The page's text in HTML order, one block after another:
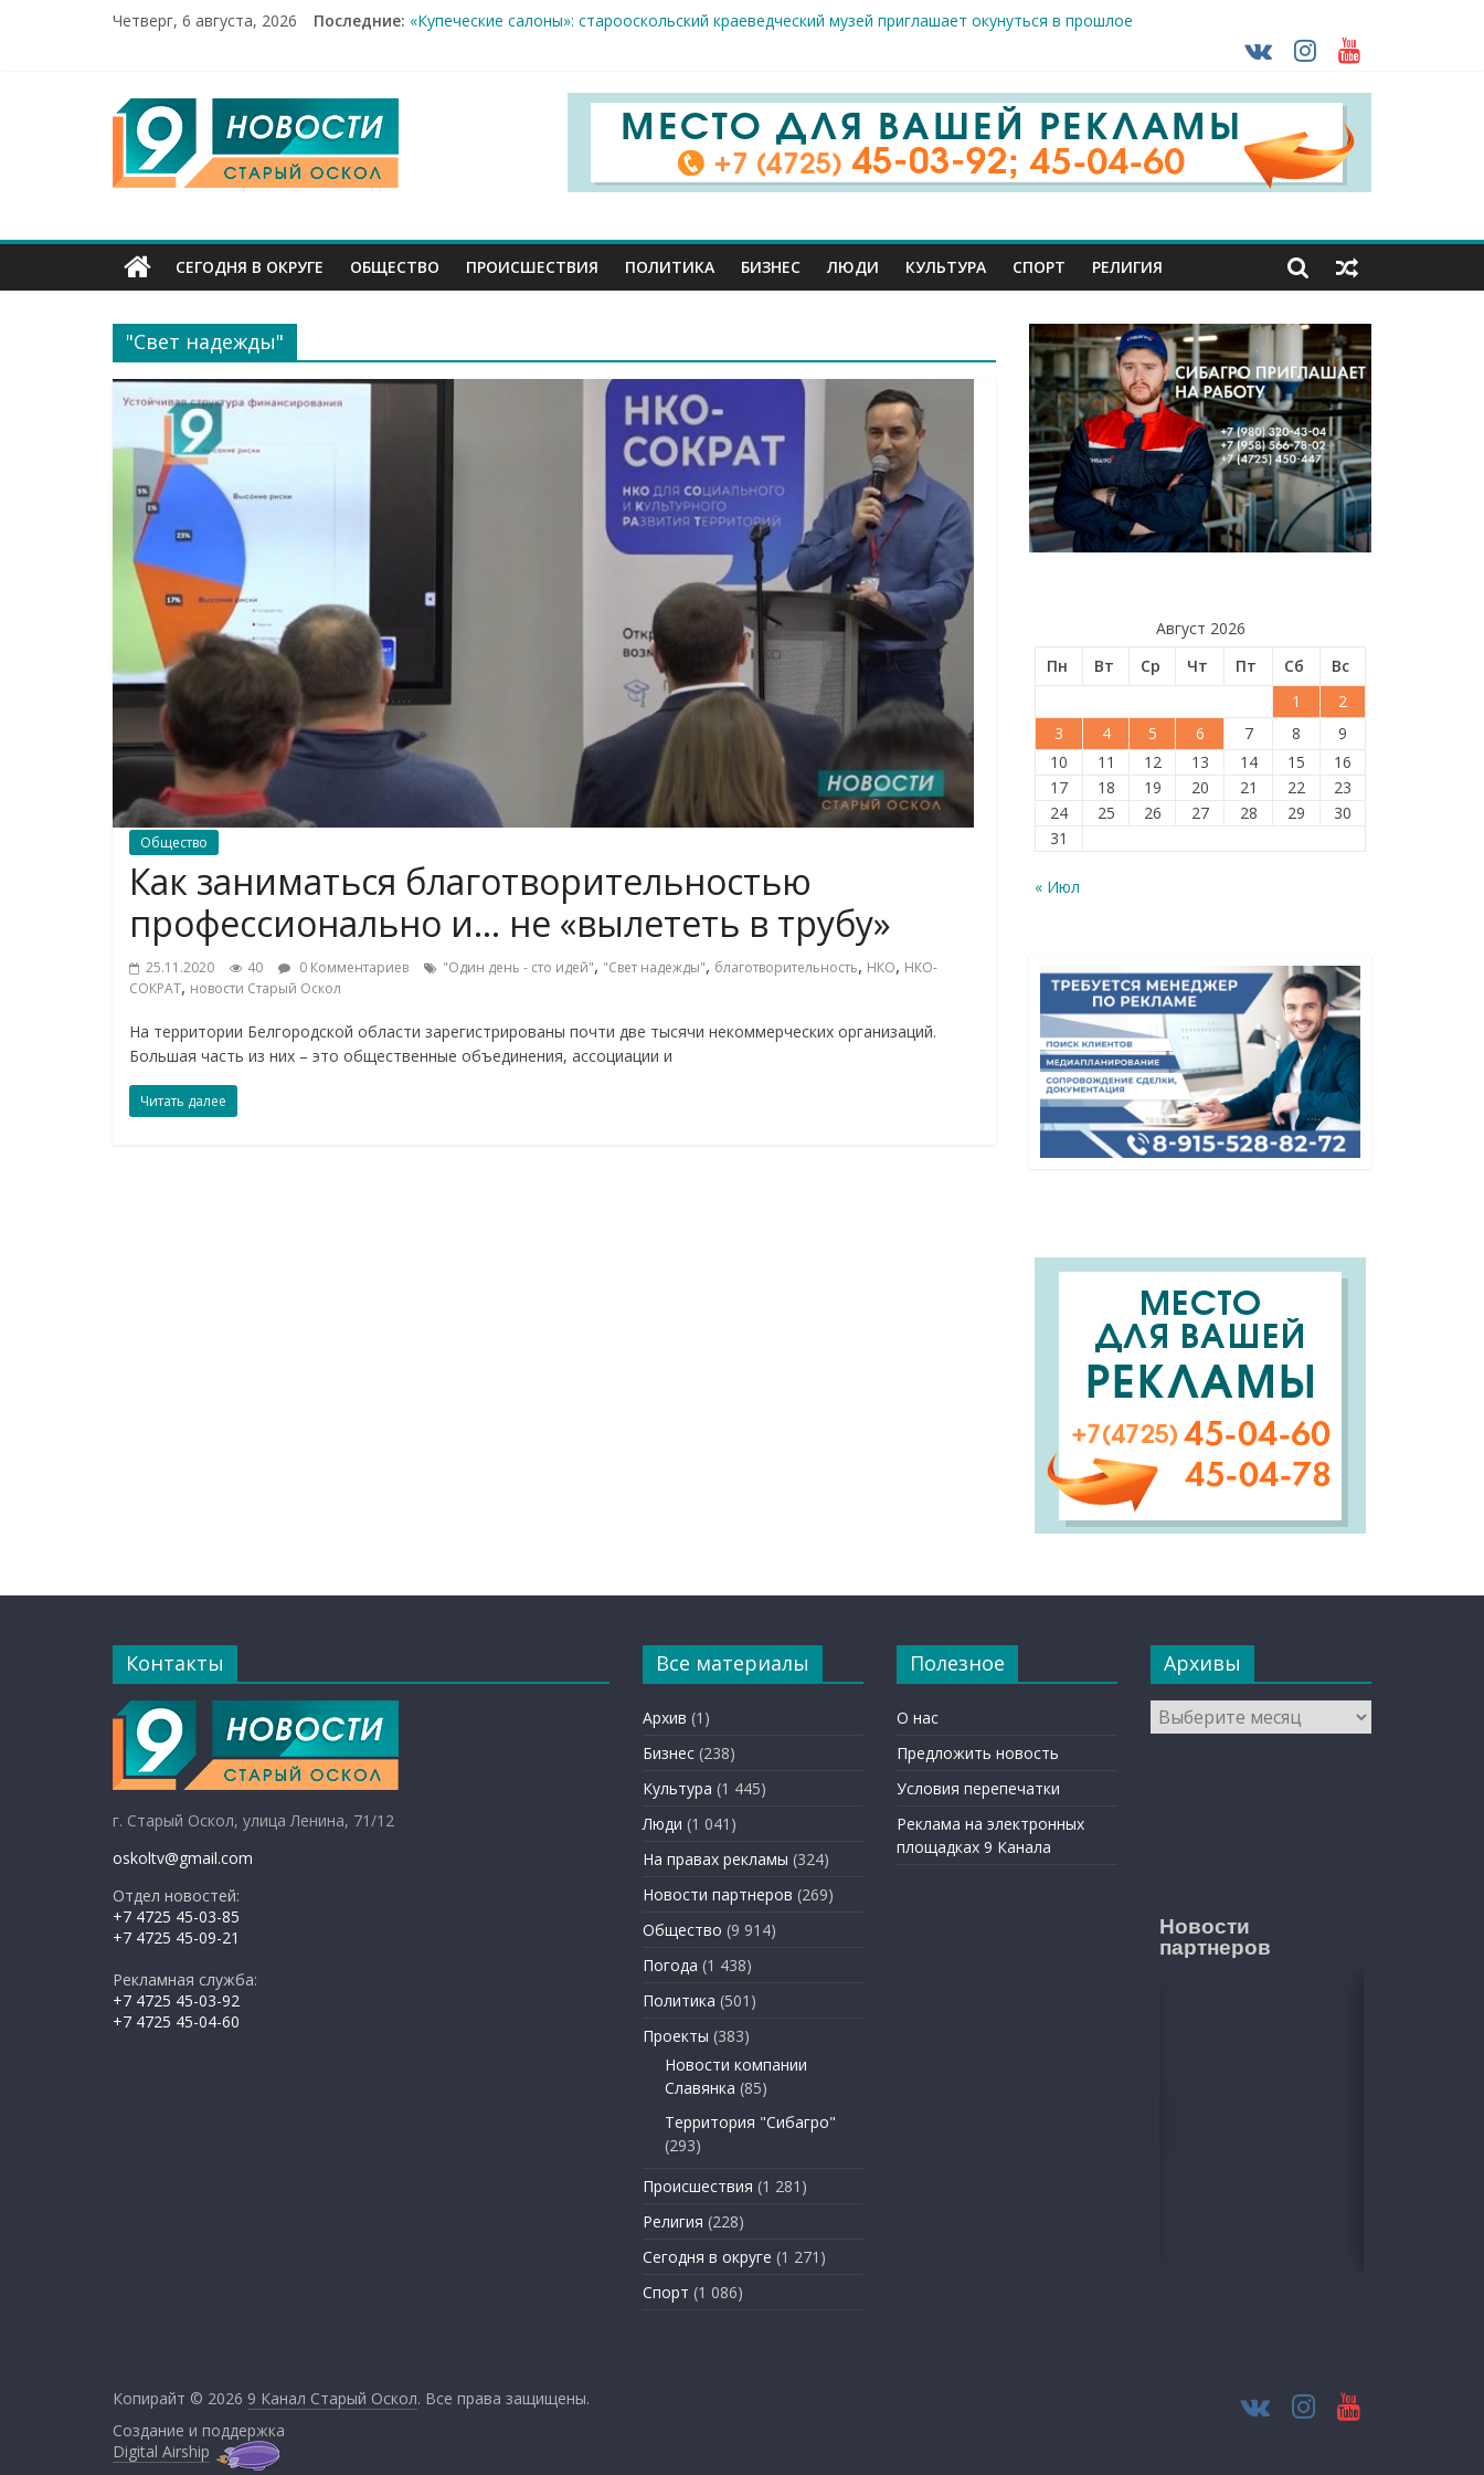
Четверг, 6 августа, 2026 Последние:
«Купеческие салоны»: старооскольский краеведческий музей приглашает окунуться в прошлое
Новое сердце: старооскольский тренер Георгий Золотых нуждается в срочной трансплантации
9
Канал
Старый
Оскол
СЕГОДНЯ В ОКРУГЕ ОБЩЕСТВО ПРОИСШЕСТВИЯ ПОЛИТИКА БИЗНЕС ЛЮДИ КУЛЬТУРА СПОРТ РЕЛИГИЯ
"Свет надежды"
Общество
Как заниматься благотворительностью
профессионально и… не «вылететь в трубу»
25.11.2020 40 0 Комментариев "Один день - сто идей", "Свет надежды", благотворительность, НКО, НКО-
СОКРАТ, новости Старый Оскол
На территории Белгородской области зарегистрированы почти две тысячи некоммерческих организаций.
Большая часть из них – это общественные объединения, ассоциации и
Читать далее
Август 2026
Пн
Вт Ср Чт Пт Сб
Вс
1
2
3
4 5 6 7 8
9
10
11 12 13 14 15
16
17
18 19 20 21 22
23
24
25 26 27 28 29
30
31
« Июл
Контакты
г. Старый Оскол, улица Ленина, 71/12
oskoltv@gmail.com
Отдел новостей:
+7 4725 45-03-85
+7 4725 45-09-21
Рекламная служба:
+7 4725 45-03-92
+7 4725 45-04-60
Все материалы
Архив (1)
Бизнес (238)
Культура (1 445)
Люди (1 041)
На правах рекламы (324)
Новости партнеров (269)
Общество (9 914)
Погода (1 438)
Политика (501)
Проекты (383)
Новости компании
Славянка (85)
Территория "Сибагро"
(293)
Происшествия (1 281)
Религия (228)
Сегодня в округе (1 271)
Спорт (1 086)
Полезное
О нас
Предложить новость
Условия перепечатки
Реклама на электронных
площадках 9 Канала
Архивы
Архивы
Новости
партнеров
Копирайт © 2026 9 Канал Старый Оскол. Все права защищены.
Создание и поддержка
Digital Airship